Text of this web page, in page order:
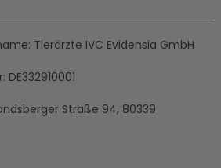
Tierärzte IVC Evidensia GmbH
DE332910001
Straße 94, ​80339